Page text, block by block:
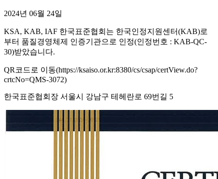
2024년 06월 24일
KSA, KAB, IAF 한국표준협회는 한국인정지원센터(KAB)로
부터 품질경영체제 인증기관으로 인정(인정번호 : KAB-QC-
30)받았습니다.
QR코드로 이동(https://ksaiso.or.kr:8380/cs/csap/certView.do?
crtcNo=QMS-3072)
한국표준협회장 서울시 강남구 테헤란로 69번길 5